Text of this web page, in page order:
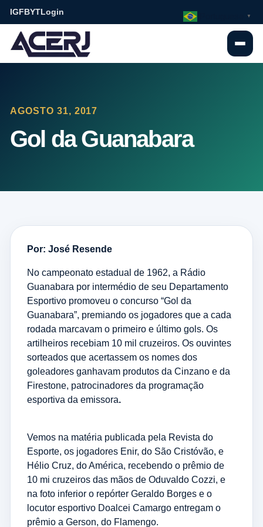
IGFBYTLogin
AGOSTO 31, 2017
Gol da Guanabara
Por: José Resende
No campeonato estadual de 1962, a Rádio
Guanabara por intermédio de seu Departamento
Esportivo promoveu o concurso “Gol da
Guanabara”, premiando os jogadores que a cada
rodada marcavam o primeiro e último gols. Os
artilheiros recebiam 10 mil cruzeiros. Os ouvintes
sorteados que acertassem os nomes dos
goleadores ganhavam produtos da Cinzano e da
Firestone, patrocinadores da programação
esportiva da emissora.
Vemos na matéria publicada pela Revista do
Esporte, os jogadores Enir, do São Cristóvão, e
Hélio Cruz, do América, recebendo o prêmio de
10 mi cruzeiros das mãos de Oduvaldo Cozzi, e
na foto inferior o repórter Geraldo Borges e o
locutor esportivo Doalcei Camargo entregam o
prêmio a Gerson, do Flamengo.
▼